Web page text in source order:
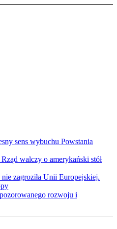
sens wybuchu Powstania
walczy o amerykański stół
zagroziła Unii Europejskiej.
rozwoju i